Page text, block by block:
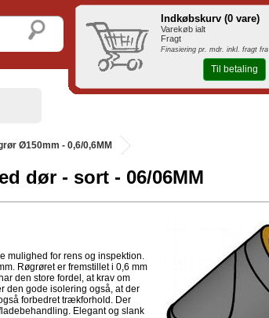
Ø150mm - 0,6/0,6MM
dør - sort - 06/06MM
mulighed for rens og inspektion.
Røgrøret er fremstillet i 0,6 mm
den store fordel, at krav om
den gode isolering også, at der
forbedret trækforhold. Der
Elegant og slank
Indkøbskurv (0 vare)
Varekøb ialt
Fragt
Finasiering pr. mdr. inkl. fragt fra
Til betaling